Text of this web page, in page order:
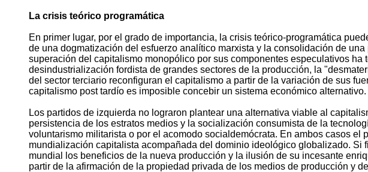
La crisis teórico programática
En primer lugar, por el grado de importancia, la crisis teórico-programática
de una dogmatización del esfuerzo analítico marxista y la consolidación de
superación del capitalismo monopólico por sus componentes especulativos
desindustrialización fordista de grandes sectores de la producción, la
del sector terciario reconfiguran el capitalismo a partir de la variación de sus
capitalismo post tardío es imposible concebir un sistema económico alternativo.
Los partidos de izquierda no lograron plantear una alternativa viable al
persistencia de los estratos medios y la socialización consumista de la
voluntarismo militarista o por el acomodo socialdemócrata. En ambos casos
mundialización capitalista acompañada del dominio ideológico globalizado.
mundial los beneficios de la nueva producción y la ilusión de su incesante
partir de la afirmación de la propiedad privada de los medios de producción y